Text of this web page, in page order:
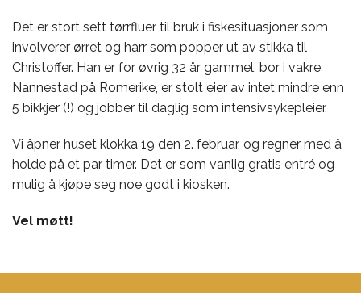
Det er stort sett tørrfluer til bruk i fiskesituasjoner som
involverer ørret og harr som popper ut av stikka til
Christoffer. Han er for øvrig 32 år gammel, bor i vakre
Nannestad på Romerike, er stolt eier av intet mindre enn
5 bikkjer (!) og jobber til daglig som intensivsykepleier.
Vi åpner huset klokka 19 den 2. februar, og regner med å
holde på et par timer. Det er som vanlig gratis entré og
mulig å kjøpe seg noe godt i kiosken.
Vel møtt!